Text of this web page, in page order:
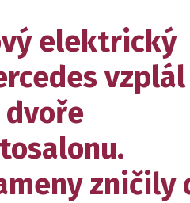
elektrický
vzplál
dvoře
zničily